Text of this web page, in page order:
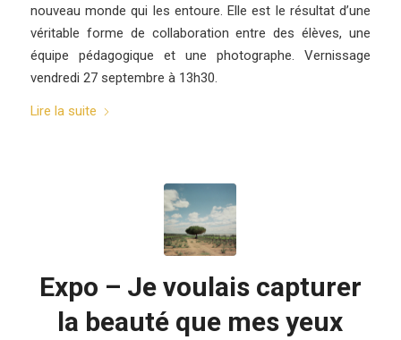
nouveau monde qui les entoure. Elle est le résultat d’une
véritable forme de collaboration entre des élèves, une
équipe pédagogique et une photographe. Vernissage
vendredi 27 septembre à 13h30.
Lire la suite
Expo – Je voulais capturer
la beauté que mes yeux